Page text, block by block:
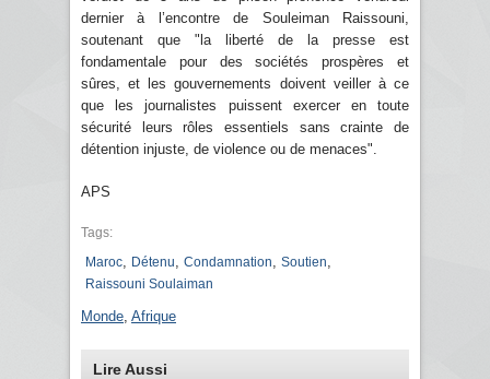
dernier à l’encontre de Souleiman Raissouni,
soutenant que "la liberté de la presse est
fondamentale pour des sociétés prospères et
sûres, et les gouvernements doivent veiller à ce
que les journalistes puissent exercer en toute
sécurité leurs rôles essentiels sans crainte de
détention injuste, de violence ou de menaces".
APS
Tags:
Maroc
Détenu Condamnation Soutien
Raissouni Soulaiman
Monde Afrique
Lire Aussi